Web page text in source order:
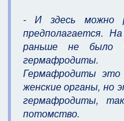
- И здесь можно
предполагается.
раньше не было
гермафродиты.
Гермафродиты
женские органы, но
гермафродиты,
потомство.